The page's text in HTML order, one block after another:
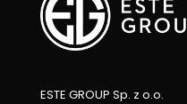
ESTE GROUP Sp. z o.o.